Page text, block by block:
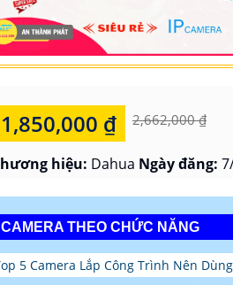
1,850,000 ₫ 2,662,000 ₫
hiệu: Dahua Ngày đăng:
CAMERA THEO CHỨC NĂNG
5 Camera Lắp Công Trình Nên Dùng